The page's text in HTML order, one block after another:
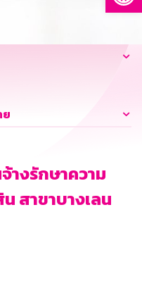
ย
างรักษาความ
สาขาบางเลน